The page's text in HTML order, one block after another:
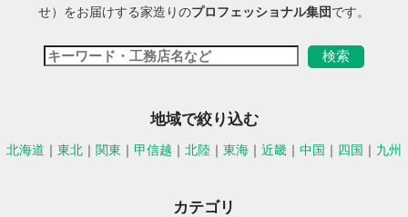
せ）をお届けする家造りのプロフェッショナル集団です。
地域で絞り込む
北海道 ｜ 東北 ｜ 関東 ｜ 甲信越 ｜ 北陸 ｜ 東海 ｜ 近畿 ｜ 中国 ｜ 四国 ｜ 九州
カテゴリ